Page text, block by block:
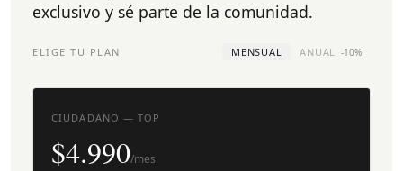
exclusivo y sé parte de la comunidad.
ELIGE TU PLAN MENSUAL ANUAL -10%
CIUDADANO — TOP
$4.990/mes